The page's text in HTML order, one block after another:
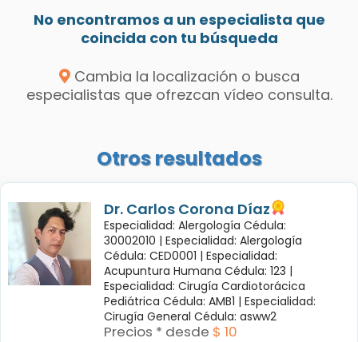
No encontramos a un especialista que
coincida con tu búsqueda
Cambia la localización o busca
especialistas que ofrezcan vídeo consulta.
Otros resultados
Dr. Carlos Corona Díaz
Especialidad: Alergología Cédula:
30002010 | Especialidad: Alergología
Cédula: CED0001 | Especialidad:
Acupuntura Humana Cédula: 123 |
Especialidad: Cirugía Cardiotorácica
Pediátrica Cédula: AMB1 | Especialidad:
Cirugía General Cédula: asww2
Precios * desde $ 10